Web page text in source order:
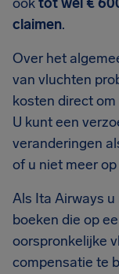
claimen.
Over het
van vluchten
kosten direct
U kunt een
veranderingen
of u niet meer
Als Ita Airways
boeken die op
oorspronkelijke
compensatie te